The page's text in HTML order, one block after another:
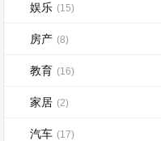
娱乐 (15)
房产 (8)
教育 (16)
家居 (2)
汽车 (17)